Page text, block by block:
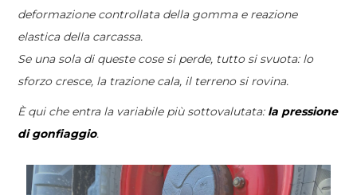
deformazione controllata della gomma e reazione
elastica della carcassa.
Se una sola di queste cose si perde, tutto si svuota: lo
sforzo cresce, la trazione cala, il terreno si rovina.
È qui che entra la variabile più sottovalutata: la pressione
di gonfiaggio.